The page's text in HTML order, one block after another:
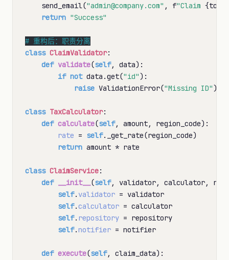
    send_email(
"admin@company.com" , f"Claim
return "Success"
#
class ClaimValidator:
def validate(self, data):
if not data.get("id"):
raise ValidationError("Missing ID")
class TaxCalculator:
def calculate(self, amount, region_code):
rate = self._get_rate(region_code)
return amount * rate
class ClaimService:
def __init__(self, validator, calculator,
self. validator = validator
self.calculator = calculator
self. repository = repository
self.notifier = notifier
def execute(self, claim_data):